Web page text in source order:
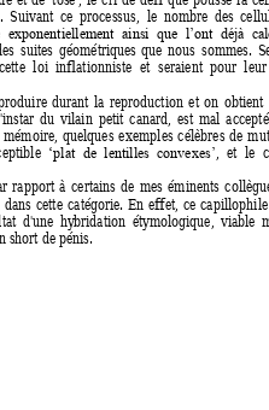
Suivant ce  processus, le nombre des
exponentiellement ainsi que l’ont déjà c
suites géométriques que nous sommes.
cette loi  inflationniste et seraient pour
durant la reproduction et on obtient
du vilain petit canard, est mal
mémoire, quelques exemples célèbres de
‘plat de lentilles convexes’, et le
rapport à certains de mes éminents
dans cette catégorie. En effet, ce capillophile
d'une hybridation étymologique, viable
short de pénis.